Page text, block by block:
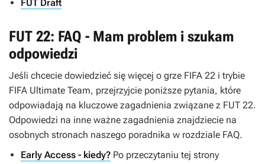
FUT Draft
FUT 22: FAQ - Mam problem i szukam
odpowiedzi
Jeśli chcecie dowiedzieć się więcej o grze FIFA 22 i trybie
FIFA Ultimate Team, przejrzyjcie poniższe pytania, które
odpowiadają na kluczowe zagadnienia związane z FUT 22.
Odpowiedzi na inne ważne zagadnienia znajdziecie na
osobnych stronach naszego poradnika w rozdziale FAQ.
Early Access - kiedy? Po przeczytaniu tej strony